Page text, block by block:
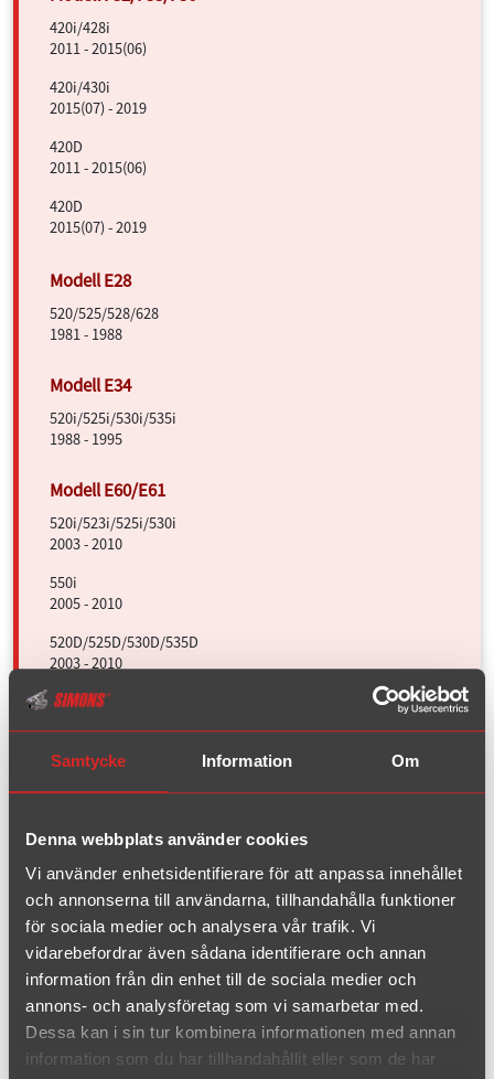
Samtycke Information Om
Denna webbplats använder cookies
Vi använder enhetsidentifierare för att anpassa innehållet
och annonserna till användarna, tillhandahålla funktioner
för sociala medier och analysera vår trafik. Vi
vidarebefordrar även sådana identifierare och annan
information från din enhet till de sociala medier och
annons- och analysföretag som vi samarbetar med.
Dessa kan i sin tur kombinera informationen med annan
information som du har tillhandahållit eller som de har
420i/428i
2011 - 2015(06)
420i/430i
2015(07) - 2019
420D
2011 - 2015(06)
420D
2015(07) - 2019
520/525/528/628
1981 - 1988
520i/525i/530i/535i
1988 - 1995
520i/523i/525i/530i
2003 - 2010
550i
2005 - 2010
520D/525D/530D/535D
2003 - 2010
1995 - 2002
1995 - 2002
Ford
Mazda
Mini